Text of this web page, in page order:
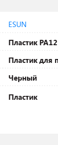
ESUN
Пластик
Пластик для
Черный
Пластик